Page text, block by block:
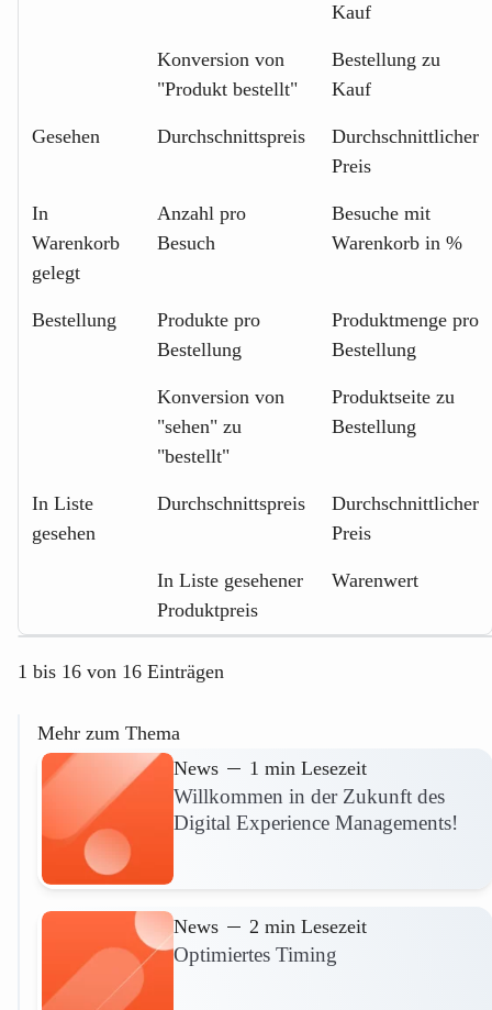
Kauf
Konversion von
"Produkt bestellt"
Bestellung zu
Kauf
Gesehen Durchschnittspreis
Durchschnittlicher
Preis
In
Warenkorb
gelegt
Anzahl pro
Besuch
Besuche mit
Warenkorb in %
Bestellung
Produkte pro
Bestellung
Produktmenge pro
Bestellung
Konversion von
"sehen" zu
"bestellt"
Produktseite zu
Bestellung
In Liste
gesehen
Durchschnittspreis
Durchschnittlicher
Preis
In Liste gesehener
Produktpreis
Warenwert
1 bis 16 von 16 Einträgen
Mehr zum Thema
News
1 min Lesezeit
Willkommen in der Zukunft des
Digital Experience Managements!
News 2 min Lesezeit
Optimiertes Timing